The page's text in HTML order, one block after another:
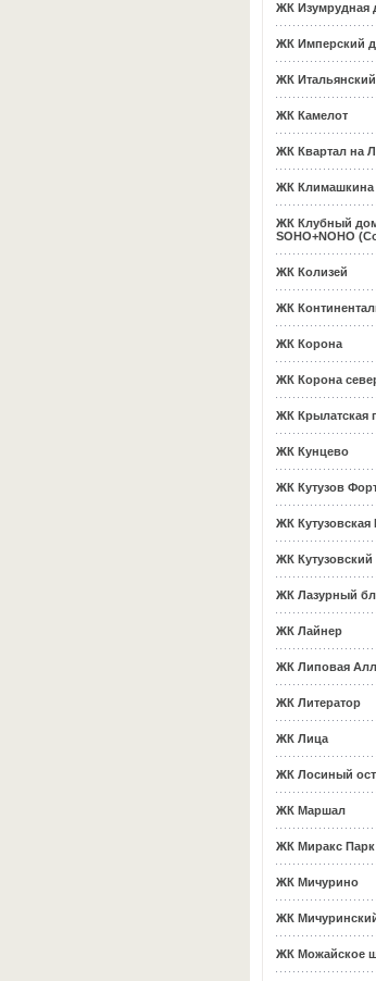
ЖК Изумрудная
ЖК Имперский
ЖК Итальянский
ЖК Камелот
ЖК Квартал на
ЖК Климашкина
ЖК Клубный
SOHO+NOHO
ЖК Колизей
ЖК
ЖК Корона
ЖК Корона
ЖК Крылатская
ЖК Кунцево
ЖК Кутузов
ЖК Кутузовская
ЖК Кутузовский
ЖК Лазурный
ЖК Лайнер
ЖК Липовая
ЖК Литератор
ЖК Лица
ЖК Лосиный
ЖК Маршал
ЖК Миракс Парк
ЖК Мичурино
ЖК
ЖК Можайское